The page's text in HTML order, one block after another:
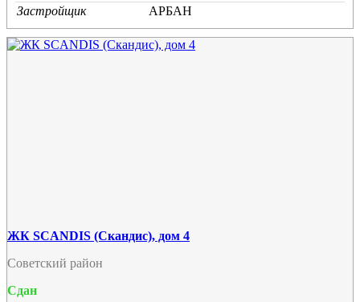
Застройщик
АРБАН
ЖК SCANDIS (Скандис), дом 4
Советский район
Сдан